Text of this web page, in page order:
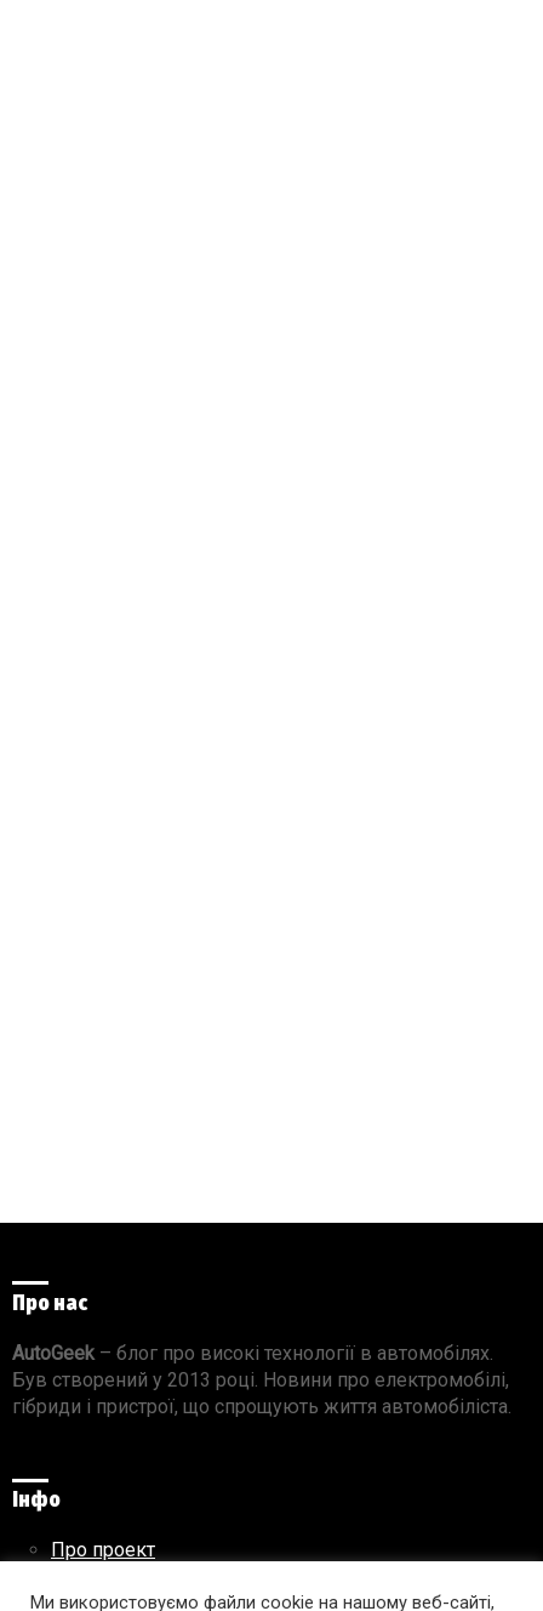
Про нас
AutoGeek – блог про високі технології в автомобілях.
Був створений у 2013 році. Новини про електромобілі,
гібриди і пристрої, що спрощують життя автомобіліста.
Інфо
Про проект
Правила використання матеріалів
Ми використовуємо файли cookie на нашому веб-сайті,